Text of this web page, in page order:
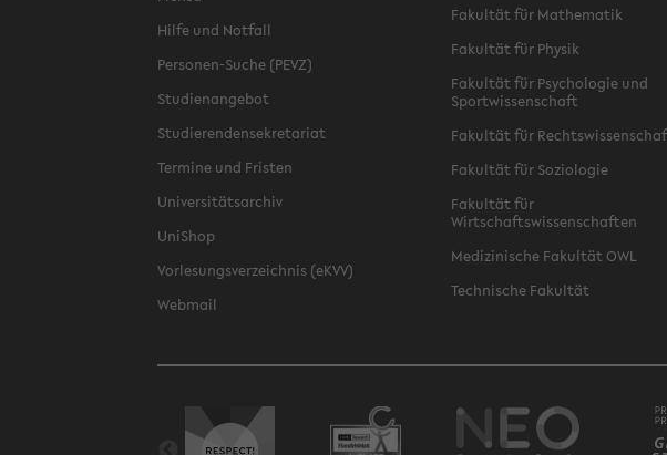
Hilfe und Notfall
Personen-Suche (PEVZ)
Studienangebot
Studierendensekretariat
Termine und Fristen
Universitätsarchiv
UniShop
Vorlesungsverzeichnis (eKVV)
Webmail
Fakultät für Mathematik
Fakultät für Physik
Fakultät für Psychologie und
Sportwissenschaft
Fakultät für
Fakultät für Soziologie
Fakultät für
Wirtschaftswissenschaften
Medizinische Fakultät OWL
Technische Fakultät